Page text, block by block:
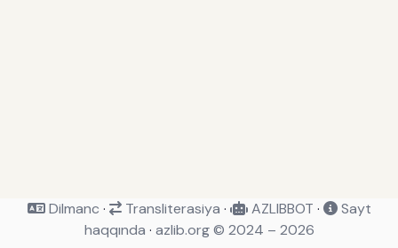
Dilmanc · Transliterasiya · AZLIBBOT ·
Sayt
haqqında · azlib.org © 2024 – 2026